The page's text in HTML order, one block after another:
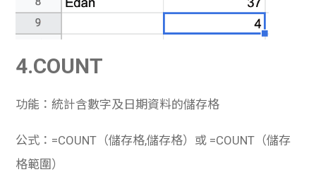
4.COUNT
功能：統計含數字及日期資料的儲存格
公式：=COUNT（儲存格,儲存格）或 =COUNT（儲存
格範圍）